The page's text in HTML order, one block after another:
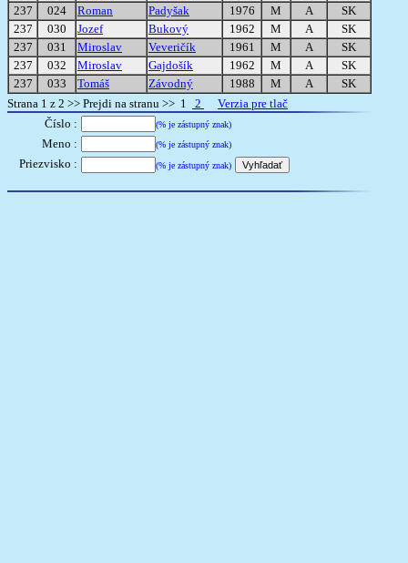
237
024 Roman Padyšak 1976 M A
SK
237
030 Jozef Bukový 1962 M A
SK
237
031 Miroslav Veveričík 1961 M A
SK
237
032 Miroslav Gajdošík 1962 M A
SK
237
033 Tomáš Závodný 1988 M A
SK
Strana 1 z 2 >> Prejdi na stranu >> 1
2
Verzia pre tlač
Číslo :
(% je zástupný znak)
Meno : (% je zástupný znak)
Priezvisko : (% je zástupný znak)